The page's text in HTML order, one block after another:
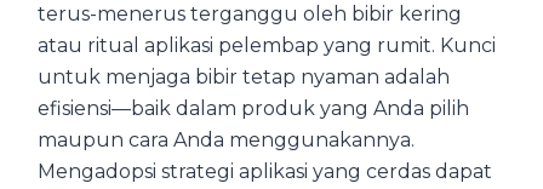
terus-menerus terganggu oleh bibir kering
atau ritual aplikasi pelembap yang rumit. Kunci
untuk menjaga bibir tetap nyaman adalah
efisiensi—baik dalam produk yang Anda pilih
maupun cara Anda menggunakannya.
Mengadopsi strategi aplikasi yang cerdas dapat